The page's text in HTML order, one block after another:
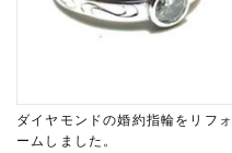
ダイヤモンドの婚約指輪をリフォ
ームしました。